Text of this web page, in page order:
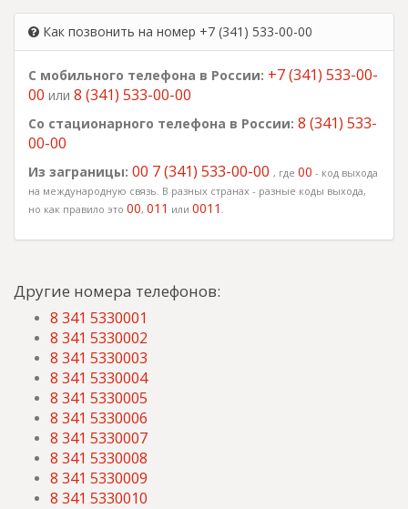
Как позвонить на номер +7 (341) 533-00-00
С мобильного телефона в России: +7 (341) 533-00-
00 или 8 (341) 533-00-00
Со стационарного телефона в России: 8 (341) 533-
00-00
Из заграницы: 00 7 (341) 533-00-00 , где 00 - код выхода
на международную связь. В разных странах - разные коды выхода,
но как правило это 00, 011 или 0011 .
Другие номера телефонов:
8 341 5330001
8 341 5330002
8 341 5330003
8 341 5330004
8 341 5330005
8 341 5330006
8 341 5330007
8 341 5330008
8 341 5330009
8 341 5330010